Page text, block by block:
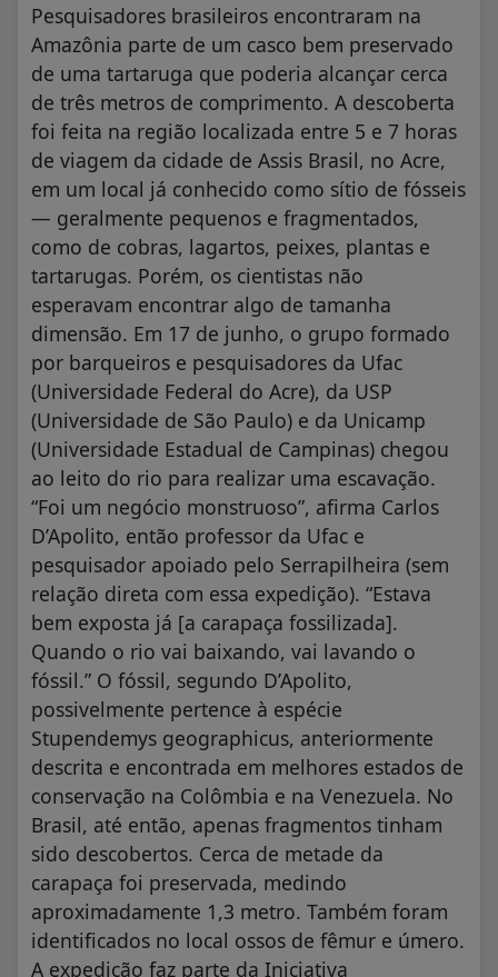
Pesquisadores brasileiros encontraram na
Amazônia parte de um casco bem preservado
de uma tartaruga que poderia alcançar cerca
de três metros de comprimento. A descoberta
foi feita na região localizada entre 5 e 7 horas
de viagem da cidade de Assis Brasil, no Acre,
em um local já conhecido como sítio de fósseis
— geralmente pequenos e fragmentados,
como de cobras, lagartos, peixes, plantas e
tartarugas. Porém, os cientistas não
esperavam encontrar algo de tamanha
dimensão. Em 17 de junho, o grupo formado
por barqueiros e pesquisadores da Ufac
(Universidade Federal do Acre), da USP
(Universidade de São Paulo) e da Unicamp
(Universidade Estadual de Campinas) chegou
ao leito do rio para realizar uma escavação.
“Foi um negócio monstruoso”, afirma Carlos
D’Apolito, então professor da Ufac e
pesquisador apoiado pelo Serrapilheira (sem
relação direta com essa expedição). “Estava
bem exposta já [a carapaça fossilizada].
Quando o rio vai baixando, vai lavando o
fóssil.” O fóssil, segundo D’Apolito,
possivelmente pertence à espécie
Stupendemys geographicus, anteriormente
descrita e encontrada em melhores estados de
conservação na Colômbia e na Venezuela. No
Brasil, até então, apenas fragmentos tinham
sido descobertos. Cerca de metade da
carapaça foi preservada, medindo
aproximadamente 1,3 metro. Também foram
identificados no local ossos de fêmur e úmero.
A expedição faz parte da Iniciativa